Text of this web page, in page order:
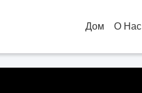
Дом О Нас